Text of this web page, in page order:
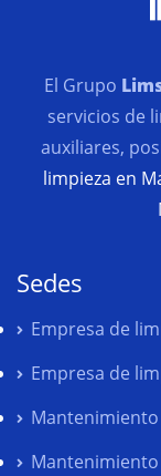
El Grupo
servicios de
auxiliares,
limpieza en
Sedes
Empresa de
Empresa de